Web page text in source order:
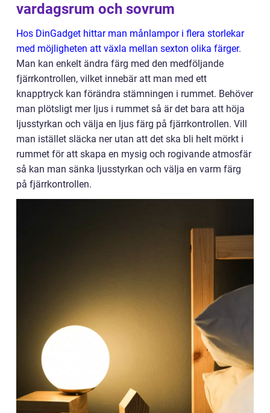
vardagsrum och sovrum
Hos DinGadget hittar man månlampor i flera storlekar
med möjligheten att växla mellan sexton olika färger.
Man kan enkelt ändra färg med den medföljande
fjärrkontrollen, vilket innebär att man med ett
knapptryck kan förändra stämningen i rummet. Behöver
man plötsligt mer ljus i rummet så är det bara att höja
ljusstyrkan och välja en ljus färg på fjärrkontrollen. Vill
man istället släcka ner utan att det ska bli helt mörkt i
rummet för att skapa en mysig och rogivande atmosfär
så kan man sänka ljusstyrkan och välja en varm färg
på fjärrkontrollen.